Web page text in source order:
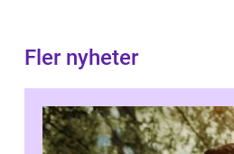
Fler nyheter